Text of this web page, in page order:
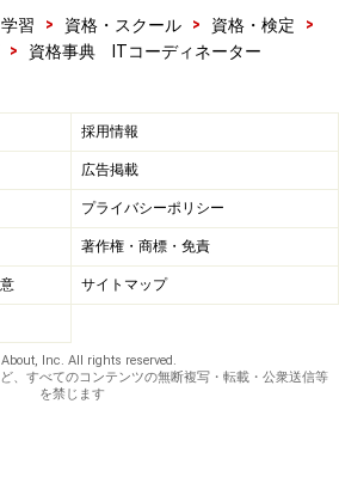
習 > 資格・スクール > 資格・検定
>
> 資格事典 ITコーディネーター
採用情報
広告掲載
プライバシーポリシー
著作権・商標・免責
サイトマップ
Inc. All rights reserved.
、すべてのコンテンツの無断複写・転載・公衆送信等
を禁じます